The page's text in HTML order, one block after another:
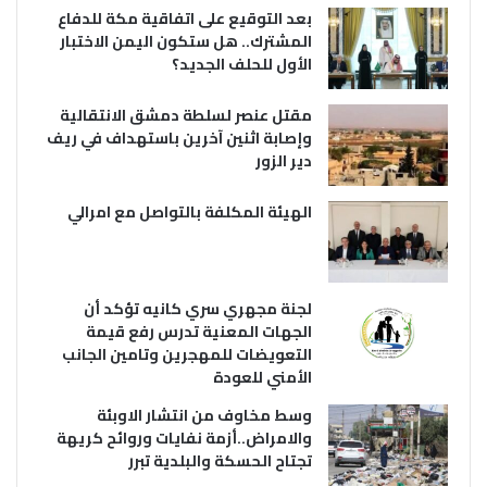
بعد التوقيع على اتفاقية مكة للدفاع
المشترك.. هل ستكون اليمن الاختبار
الأول للحلف الجديد؟
مقتل عنصر لسلطة دمشق الانتقالية
وإصابة اثنين آخرين باستهداف في ريف
دير الزور
الهيئة المكلفة بالتواصل مع امرالي
لجنة مجهري سري كانيه تؤكد أن
الجهات المعنية تدرس رفع قيمة
التعويضات للمهجرين وتامين الجانب
الأمني للعودة
وسط مخاوف من انتشار الاوبئة
والامراض..أزمة نفايات وروائح كريهة
تجتاح الحسكة والبلدية تبرر